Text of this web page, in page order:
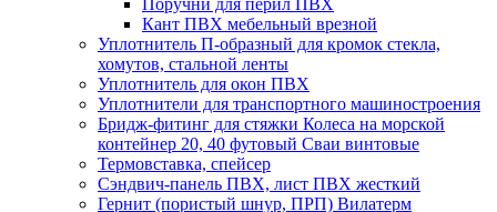
Поручни для перил ПВХ
Кант ПВХ мебельный врезной
Уплотнитель П-образный для кромок стекла,
хомутов, стальной ленты
Уплотнитель для окон ПВХ
Уплотнители для транспортного машиностроения
Бридж-фитинг для стяжки Колеса на морской
контейнер 20, 40 футовый Сваи винтовые
Термовставка, спейсер
Сэндвич-панель ПВХ, лист ПВХ жесткий
Гернит (пористый шнур, ПРП) Вилатерм